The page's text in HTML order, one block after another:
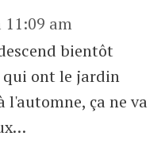
11:09 am
bientôt
qui ont le jardin
l'automne, ça ne va